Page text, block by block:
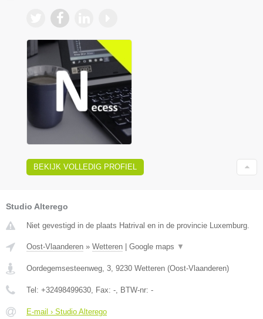
BEKIJK VOLLEDIG PROFIEL
Studio Alterego
Niet gevestigd in de plaats Hatrival en in de provincie Luxemburg.
Oost-Vlaanderen » Wetteren Google maps ▼
Oordegemsesteenweg, 3, 9230 Wetteren (Oost-Vlaanderen)
Tel: +32498499630, Fax: -, BTW-nr: -
E-mail › Studio Alterego